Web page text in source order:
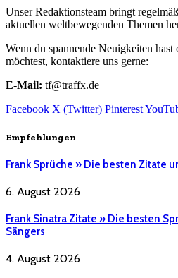
Unser Redaktionsteam bringt
aktuellen weltbewegenden Themen
Wenn du spannende Neuigkeiten
möchtest, kontaktiere uns gerne:
E-Mail: tf@traffx.de
Facebook X (Twitter) Pinterest
Empfehlungen
Frank Sprüche » Die besten Zitate
6. August 2026
Frank Sinatra Zitate » Die besten
Sängers
4. August 2026